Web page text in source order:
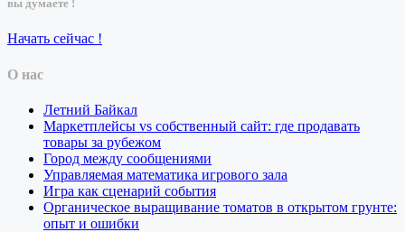
вы думаете !
Начать сейчас !
О нас
Летний Байкал
Маркетплейсы vs собственный сайт: где продавать
товары за рубежом
Город между сообщениями
Управляемая математика игрового зала
Игра как сценарий события
Органическое выращивание томатов в открытом грунте:
опыт и ошибки